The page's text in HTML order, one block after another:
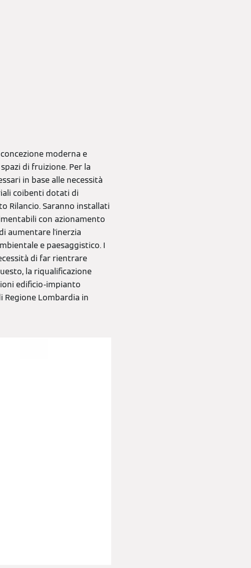
moderna e
di fruizione. Per la
in base alle necessità
coibenti dotati di
Rilancio. Saranno installati
con azionamento
aumentare l'inerzia
e paesaggistico. I
di far rientrare
la riqualificazione
edificio-impianto
Regione Lombardia in